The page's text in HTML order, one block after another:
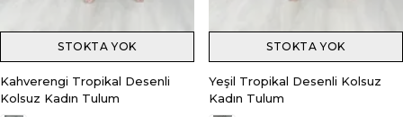
STOKTA YOK
Kahverengi Tropikal Desenli
Kolsuz Kadın Tulum
STOKTA YOK
Yeşil Tropikal Desenli Kolsuz
Kadın Tulum